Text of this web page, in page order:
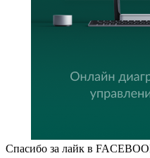
Спасибо за лайк в